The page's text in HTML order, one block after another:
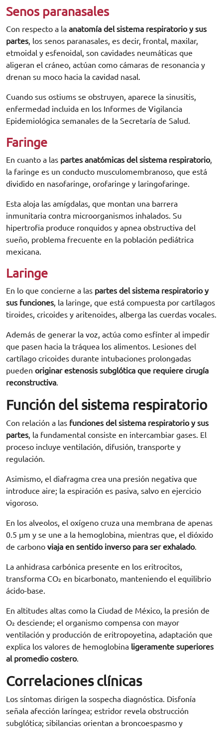
Senos paranasales
Con respecto a la anatomía del sistema respiratorio y sus
partes, los senos paranasales, es decir, frontal, maxilar,
etmoidal y esfenoidal, son cavidades neumáticas que
aligeran el cráneo, actúan como cámaras de resonancia y
drenan su moco hacia la cavidad nasal.
Cuando sus ostiums se obstruyen, aparece la sinusitis,
enfermedad incluida en los Informes de Vigilancia
Epidemiológica semanales de la Secretaría de Salud.
Faringe
En cuanto a las partes anatómicas del sistema respiratorio,
la faringe es un conducto musculomembranoso, que está
dividido en nasofaringe, orofaringe y laringofaringe.
Esta aloja las amígdalas, que montan una barrera
inmunitaria contra microorganismos inhalados. Su
hipertrofia produce ronquidos y apnea obstructiva del
sueño, problema frecuente en la población pediátrica
mexicana.
Laringe
En lo que concierne a las partes del sistema respiratorio y
sus funciones, la laringe, que está compuesta por cartílagos
tiroides, cricoides y aritenoides, alberga las cuerdas vocales.
Además de generar la voz, actúa como esfínter al impedir
que pasen hacia la tráquea los alimentos. Lesiones del
cartílago cricoides durante intubaciones prolongadas
pueden originar estenosis subglótica que requiere cirugía
reconstructiva.
Función del sistema respiratorio
Con relación a las funciones del sistema respiratorio y sus
partes, la fundamental consiste en intercambiar gases. El
proceso incluye ventilación, difusión, transporte y
regulación.
Asimismo, el diafragma crea una presión negativa que
introduce aire; la espiración es pasiva, salvo en ejercicio
vigoroso.
En los alveolos, el oxígeno cruza una membrana de apenas
0.5 µm y se une a la hemoglobina, mientras que, el dióxido
de carbono viaja en sentido inverso para ser exhalado.
La anhidrasa carbónica presente en los eritrocitos,
transforma CO₂ en bicarbonato, manteniendo el equilibrio
ácido-base.
En altitudes altas como la Ciudad de México, la presión de
O₂ desciende; el organismo compensa con mayor
ventilación y producción de eritropoyetina, adaptación que
explica los valores de hemoglobina ligeramente superiores
al promedio costero.
Correlaciones clínicas
Los síntomas dirigen la sospecha diagnóstica. Disfonía
señala afección laríngea; estridor revela obstrucción
subglótica; sibilancias orientan a broncoespasmo y